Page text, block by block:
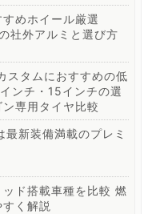
めホイール厳選
社外アルミと選び方
スタムにおすすめの低
ンチ・15インチの選
専用タイヤ比較
最新装備満載のプレミ
ド搭載車種を比較 燃
く解説